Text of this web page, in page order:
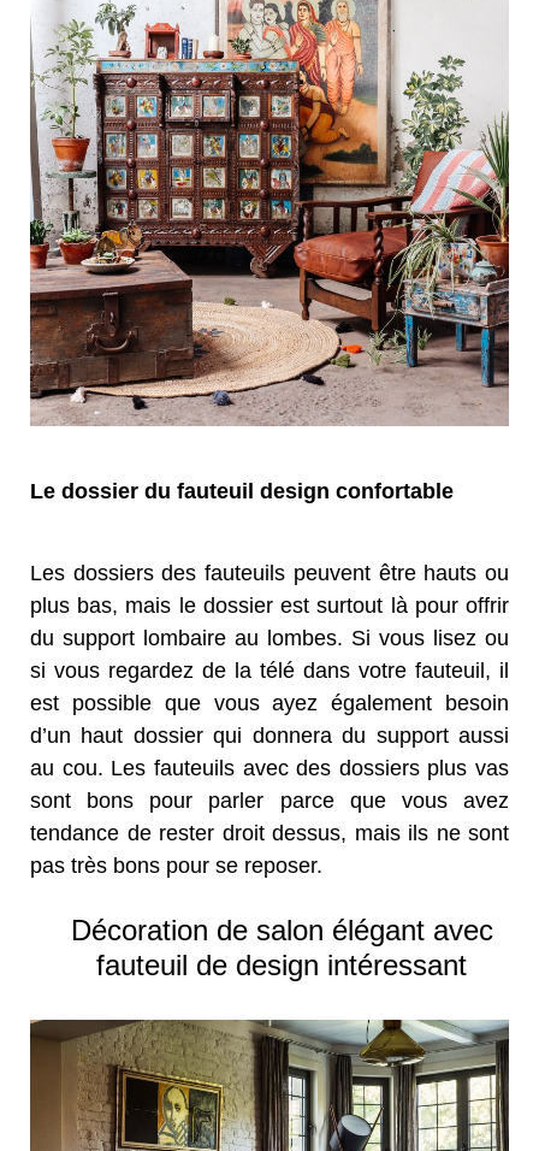
Le dossier du fauteuil design confortable
Les dossiers des fauteuils peuvent être hauts ou
plus bas, mais le dossier est surtout là pour offrir
du support lombaire au lombes. Si vous lisez ou
si vous regardez de la télé dans votre fauteuil, il
est possible que vous ayez également besoin
d’un haut dossier qui donnera du support aussi
au cou. Les fauteuils avec des dossiers plus vas
sont bons pour parler parce que vous avez
tendance de rester droit dessus, mais ils ne sont
pas très bons pour se reposer.
Décoration de salon élégant avec
fauteuil de design intéressant